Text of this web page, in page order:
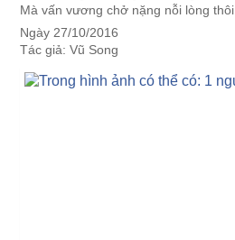
Mà vấn vương chở nặng nỗi lòng thôi.
Ngày 27/10/2016
Tác giả: Vũ Song